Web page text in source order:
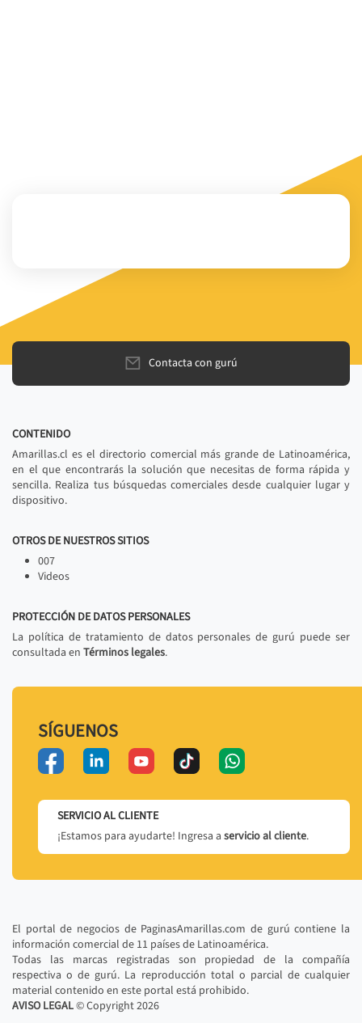
Contacta con gurú
CONTENIDO
Amarillas.cl es el directorio comercial más grande de Latinoamérica,
en el que encontrarás la solución que necesitas de forma rápida y
sencilla. Realiza tus búsquedas comerciales desde cualquier lugar y
dispositivo.
OTROS DE NUESTROS SITIOS
007
Videos
PROTECCIÓN DE DATOS PERSONALES
La política de tratamiento de datos personales de gurú puede ser
consultada en Términos legales.
SÍGUENOS
SERVICIO AL CLIENTE
¡Estamos para ayudarte! Ingresa a servicio al cliente.
El portal de negocios de PaginasAmarillas.com de gurú contiene la
información comercial de 11 países de Latinoamérica.
Todas las marcas registradas son propiedad de la compañía
respectiva o de gurú. La reproducción total o parcial de cualquier
material contenido en este portal está prohibido.
AVISO LEGAL© Copyright2026